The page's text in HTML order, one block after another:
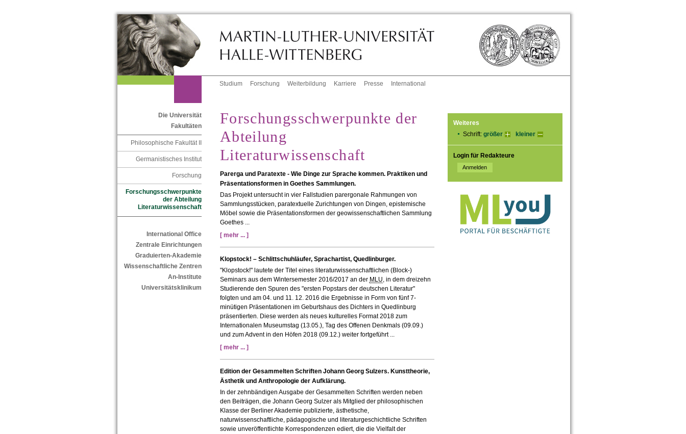
Studium Forschung Weiterbildung Karriere Presse International
Die Universität
Fakultäten
Philosophische Fakultät II
Germanistisches Institut
Forschung
Forschungsschwerpunkte
der Abteilung
Literaturwissenschaft
International Office
Zentrale Einrichtungen
Graduierten-Akademie
Wissenschaftliche Zentren
An-Institute
Universitätsklinikum
Weiteres
Schrift: größer kleiner
Login für Redakteure
Forschungsschwerpunkte der
Abteilung
Literaturwissenschaft
Parerga und Paratexte - Wie Dinge zur Sprache kommen. Praktiken und
Präsentationsformen in Goethes Sammlungen.
Das Projekt untersucht in vier Fallstudien parergonale Rahmungen von
Sammlungsstücken, paratextuelle Zurichtungen von Dingen, epistemische
Möbel sowie die Präsentationsformen der geowissenschaftlichen Sammlung
Goethes ...
[ mehr ... ]
Klopstock! – Schlittschuhläufer, Sprachartist, Quedlinburger.
"Klopstock!" lautete der Titel eines literaturwissenschaftlichen (Block-)
Seminars aus dem Wintersemester 2016/2017 an der MLU, in dem dreizehn
Studierende den Spuren des "ersten Popstars der deutschen Literatur"
folgten und am 04. und 11. 12. 2016 die Ergebnisse in Form von fünf 7-
minütigen Präsentationen im Geburtshaus des Dichters in Quedlinburg
präsentierten. Diese werden als neues kulturelles Format 2018 zum
Internationalen Museumstag (13.05.), Tag des Offenen Denkmals (09.09.)
und zum Advent in den Höfen 2018 (09.12.) weiter fortgeführt ...
[ mehr ... ]
Edition der Gesammelten Schriften Johann Georg Sulzers. Kunsttheorie,
Ästhetik und Anthropologie der Aufklärung.
In der zehnbändigen Ausgabe der Gesammelten Schriften werden neben
den Beiträgen, die Johann Georg Sulzer als Mitglied der philosophischen
Klasse der Berliner Akademie publizierte, ästhetische,
naturwissenschaftliche, pädagogische und literaturgeschichtliche Schriften
sowie unveröffentlichte Korrespondenzen ediert, die die Vielfalt der